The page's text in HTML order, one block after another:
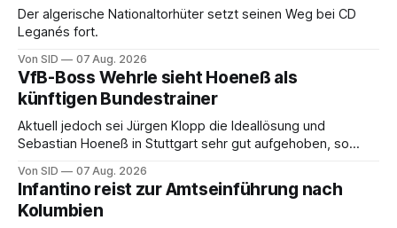
Der algerische Nationaltorhüter setzt seinen Weg bei CD
Leganés fort.
Von SID 07 Aug. 2026
VfB-Boss Wehrle sieht Hoeneß als
künftigen Bundestrainer
Aktuell jedoch sei Jürgen Klopp die Ideallösung und
Sebastian Hoeneß in Stuttgart sehr gut aufgehoben, so
Von SID 07 Aug. 2026
Infantino reist zur Amtseinführung nach
Kolumbien